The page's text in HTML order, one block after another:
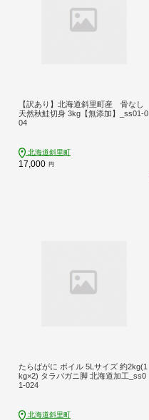
【訳あり】北海道斜里町産 骨なし
天然秋鮭切身 3kg【無添加】_ss01-0
04
北海道斜里町
17,000 円
たらばがに ボイル 5Lサイズ 約2kg(1
kg×2) タラバガニ脚 北海道加工_ss0
1-024
北海道斜里町